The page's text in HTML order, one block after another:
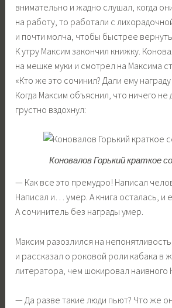
внимательно и жадно слушал, когда
на работу, то работали с
и почти молча, чтобы быстрее
К утру Максим закончил книжку.
на мешке муки и смотрел на Максима
«Кто же это сочинил? Дали ему
Когда Максим объяснил, что ничего не
грустно вздохнул:
Коновалов Горький краткое
— Как все это премудро! Написал
Написал и… умер. А книга осталась, и
А сочинитель без награды умер.
Максим разозлился на
и рассказал о роковой роли кабака в
литератора, чем шокировал наивного
— Да разве такие люди пьют? Что же